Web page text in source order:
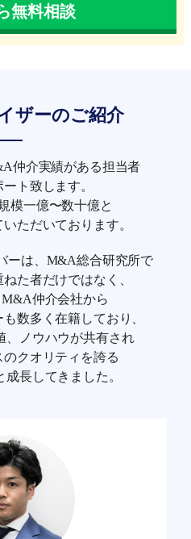
無料相談
ザーのご紹介
仲介実績がある担当者
ト致します。
模一億〜数十億と
ただいております。
ーは、M&A総合研究所で
た者だけではなく、
仲介会社から
数多く在籍しており、
、ノウハウが共有され
のクオリティを誇る
長してきました。